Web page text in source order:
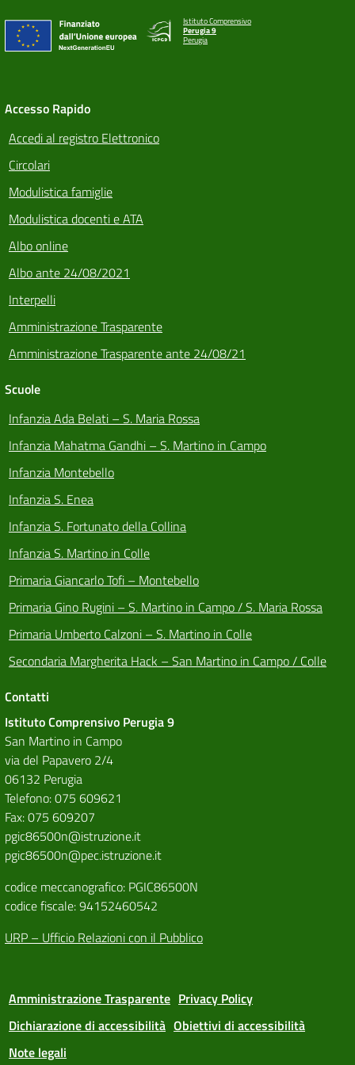
Istituto Comprensivo
Perugia 9
Perugia
Accesso Rapido
Accedi al registro Elettronico
Circolari
Modulistica famiglie
Modulistica docenti e ATA
Albo online
Albo ante 24/08/2021
Interpelli
Amministrazione Trasparente
Amministrazione Trasparente ante 24/08/21
Scuole
Infanzia Ada Belati – S. Maria Rossa
Infanzia Mahatma Gandhi – S. Martino in Campo
Infanzia Montebello
Infanzia S. Enea
Infanzia S. Fortunato della Collina
Infanzia S. Martino in Colle
Primaria Giancarlo Tofi – Montebello
Primaria Gino Rugini – S. Martino in Campo / S. Maria Rossa
Primaria Umberto Calzoni – S. Martino in Colle
Secondaria Margherita Hack – San Martino in Campo / Colle
Contatti
Istituto Comprensivo Perugia 9
San Martino in Campo
via del Papavero 2/4
06132 Perugia
Telefono: 075 609621
Fax: 075 609207
pgic86500n@istruzione.it
pgic86500n@pec.istruzione.it
codice meccanografico: PGIC86500N
codice fiscale: 94152460542
URP – Ufficio Relazioni con il Pubblico
Amministrazione Trasparente Privacy Policy
Dichiarazione di accessibilità Obiettivi di accessibilità
Note legali